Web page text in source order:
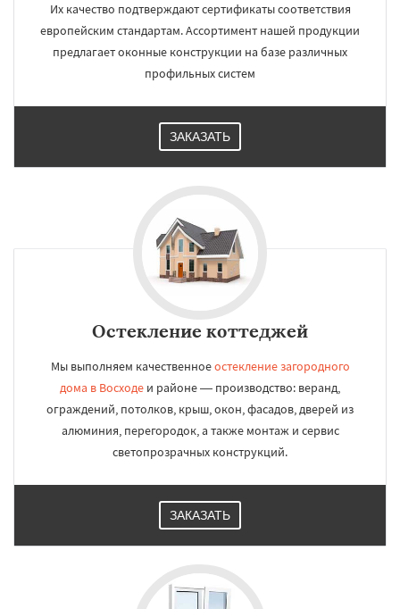
Их качество подтверждают сертификаты соответствия
европейским стандартам. Ассортимент нашей продукции
предлагает оконные конструкции на базе различных
профильных систем
ЗАКАЗАТЬ
Остекление коттеджей
Мы выполняем качественноеостекление загородного
дома в Восходе и районе — производство: веранд,
ограждений, потолков, крыш, окон, фасадов, дверей из
алюминия, перегородок, а также монтаж и сервис
светопрозрачных конструкций.
ЗАКАЗАТЬ